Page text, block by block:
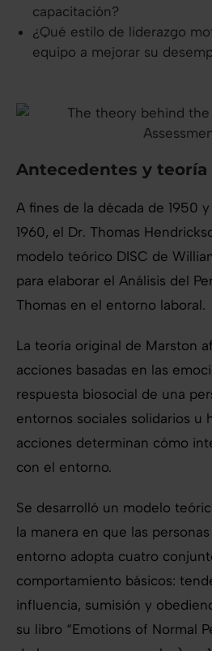
capacitación?
¿Qué estilo de liderazgo
equipo a mejorar su
Antecedentes y teoría
A fines de la década de 1950
1960, el Dr. Thomas
modelo teórico DISC de
para elaborar el Análisis del
Thomas en el entorno laboral.
La teoría original de Marston
acciones basadas en las
respuesta biosocial de una
entornos sociales solidarios u
acciones determinan cómo
con el entorno.
Se desarrolló un modelo
la manera en que las
entorno adopta cuatro
comportamiento básicos:
influencia, sumisión y
su libro “Emotions of Normal